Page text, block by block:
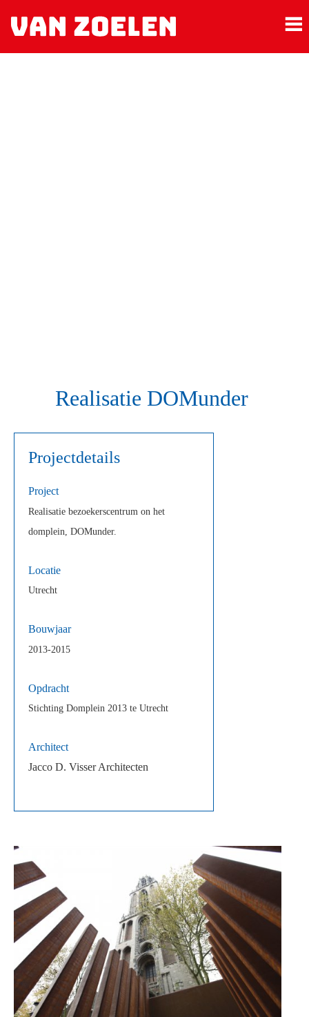
Realisatie DOMunder
Projectdetails
Project
Realisatie bezoekerscentrum on het
domplein, DOMunder.
Locatie
Utrecht
Bouwjaar
2013-2015
Opdracht
Stichting Domplein 2013 te Utrecht
Architect
Jacco D. Visser Architecten